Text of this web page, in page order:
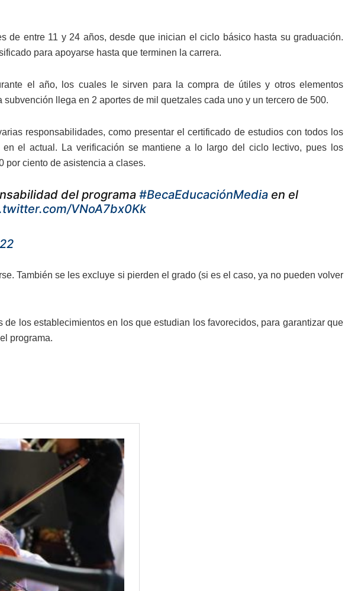
de entre 11 y 24 años, desde que inician el ciclo básico hasta su graduación.
para apoyarse hasta que terminen la carrera.
el año, los cuales le sirven para la compra de útiles y otros elementos
llega en 2 aportes de mil quetzales cada uno y un tercero de 500.
responsabilidades, como presentar el certificado de estudios con todos los
el actual. La verificación se mantiene a lo largo del ciclo lectivo, pues los
por ciento de asistencia a clases.
del programa #BecaEducaciónMedia en el
VNoA7bx0Kk
También se les excluye si pierden el grado (si es el caso, ya no pueden volver
los establecimientos en los que estudian los favorecidos, para garantizar que
programa.